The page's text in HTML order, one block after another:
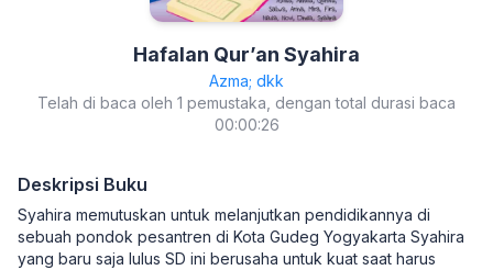
Hafalan Qur’an Syahira
Azma; dkk
Telah di baca oleh 1 pemustaka, dengan total durasi baca
00:00:26
Deskripsi Buku
Syahira memutuskan untuk melanjutkan pendidikannya di
sebuah pondok pesantren di Kota Gudeg Yogyakarta Syahira
yang baru saja lulus SD ini berusaha untuk kuat saat harus